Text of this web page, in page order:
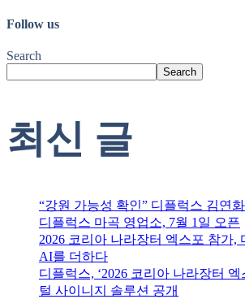
Follow us
Search
Search
최신 글
“강원 가능성 확인” 디플럭스 김연
디플럭스 마곡 영업소, 7월 1일 오픈
2026 코리아 나라장터 엑스포 참가,
AI를 더하다
디플럭스, ‘2026 코리아 나라장터 엑
털 사이니지 솔루션 공개